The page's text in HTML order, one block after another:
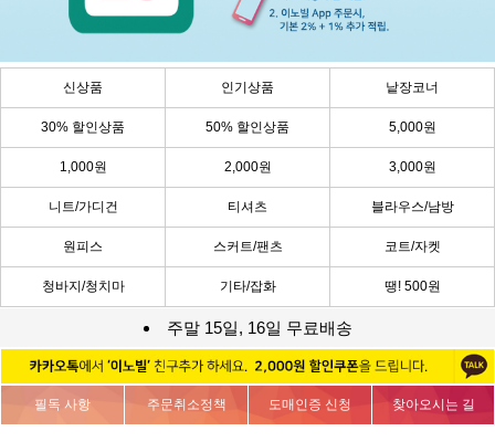
신상품 인기상품 낱장코너
30% 할인상품 50% 할인상품 5,000원
1,000원 2,000원 3,000원
니트/가디건 티셔츠 블라우스/남방
원피스 스커트/팬츠 코트/자켓
청바지/청치마 기타/잡화 땡! 500원
주말 15일, 16일 무료배송
필독 사항 주문취소정책 도매인증 신청 찾아오시는 길